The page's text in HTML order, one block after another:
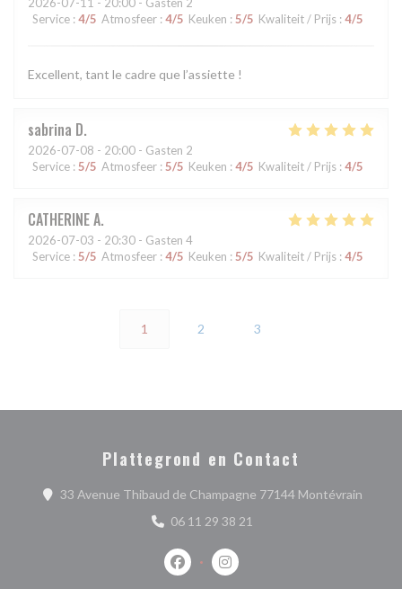
Service : 4/5 Atmosfeer : 4/5 Keuken : 5/5 Kwaliteit / Prijs : 4/5
Excellent, tant le cadre que l’assiette !
sabrina D
2026-07-08 - 20:00 - Gasten 2
Service : 5/5 Atmosfeer : 5/5 Keuken : 4/5 Kwaliteit / Prijs : 4/5
CATHERINEA
2026-07-03 - 20:30 - Gasten 4
Service : 5/5 Atmosfeer : 4/5 Keuken : 5/5 Kwaliteit / Prijs : 4/5
1 2 3
Plattegrond en Contact
33 Avenue Thibaud de Champagne 77144 Montévrain
06 11 29 38 21
Facebook ((opent in een nieuw
Instagram ((opent in een